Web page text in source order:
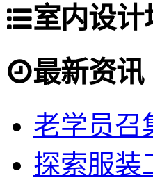
室内设
最新资讯
老学员召
探索服装